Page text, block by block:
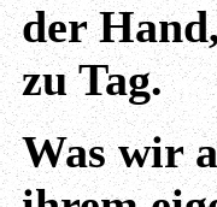
der
zu Tag.
Was wir